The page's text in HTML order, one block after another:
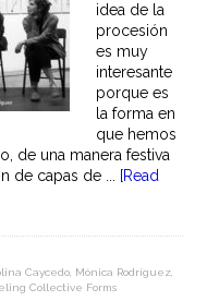
idea de la
procesión
es muy
interesante
porque es
la forma en
que hemos
de una manera festiva
de capas de ...
[Read
Caycedo Mónica Rodríguez
Collective Forms